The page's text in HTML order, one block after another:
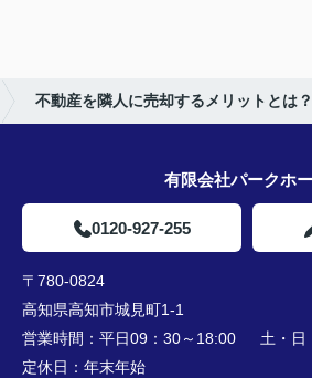
不動産を隣人に売却するメリットとは
有限会社パークホ
0120-927-255
〒780-0824
高知県高知市城見町1-1
営業時間： 平日09：30～18:00 土・日
定休日： 年末年始